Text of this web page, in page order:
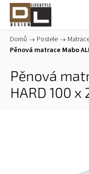
Domů / Postele /
Pěnová matrace Mabo
Pěnová
HARD 100 x